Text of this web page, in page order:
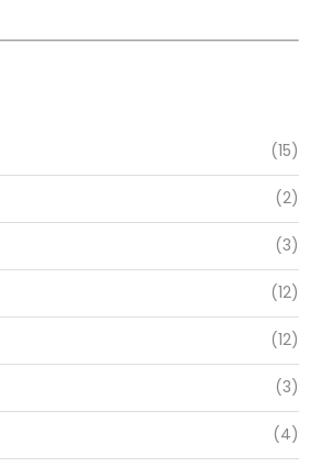
(15)
(2)
(3)
(12)
(12)
(3)
(4)